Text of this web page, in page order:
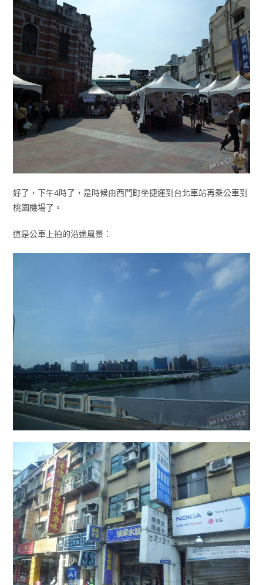
好了，下午4時了，是時候由西門町坐捷運到台北車站再乘公車到
桃園機場了。
這是公車上拍的沿途風景：